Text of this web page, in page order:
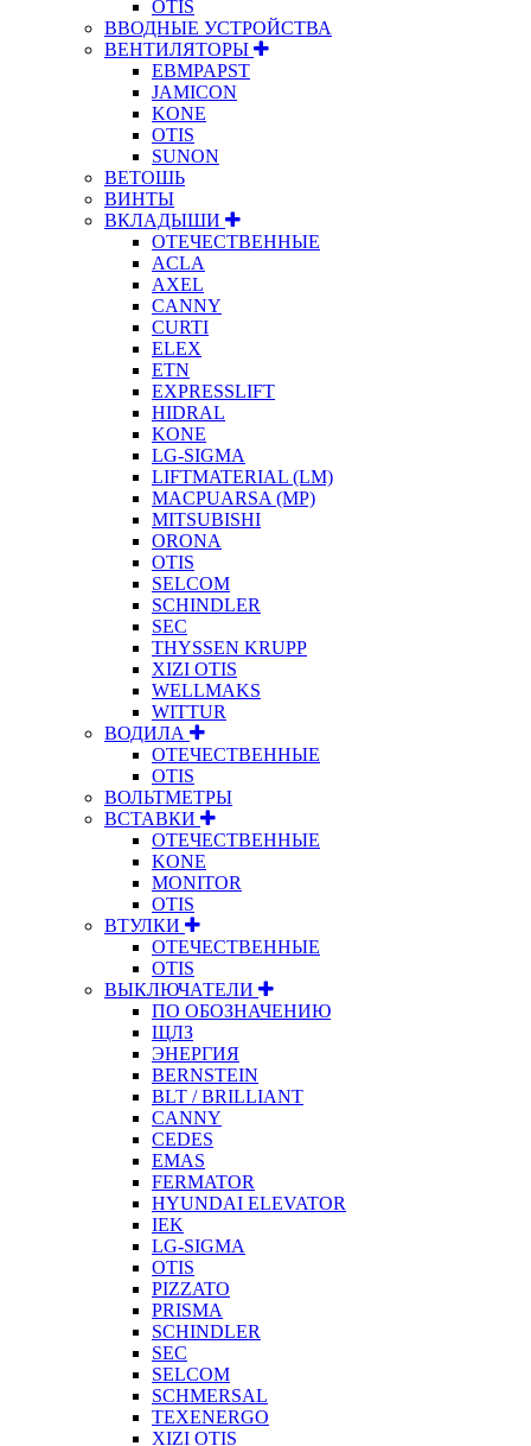
OTIS
ВВОДНЫЕ УСТРОЙСТВА
ВЕНТИЛЯТОРЫ
EBMPAPST
JAMICON
KONE
OTIS
SUNON
ВЕТОШЬ
ВИНТЫ
ВКЛАДЫШИ
ОТЕЧЕСТВЕННЫЕ
ACLA
AXEL
CANNY
CURTI
ELEX
ETN
EXPRESSLIFT
HIDRAL
KONE
LG-SIGMA
LIFTMATERIAL (LM)
MACPUARSA (MP)
MITSUBISHI
ORONA
OTIS
SELCOM
SCHINDLER
SEC
THYSSEN KRUPP
XIZI OTIS
WELLMAKS
WITTUR
ВОДИЛА
ОТЕЧЕСТВЕННЫЕ
OTIS
ВОЛЬТМЕТРЫ
ВСТАВКИ
ОТЕЧЕСТВЕННЫЕ
KONE
MONITOR
OTIS
ВТУЛКИ
ОТЕЧЕСТВЕННЫЕ
OTIS
ВЫКЛЮЧАТЕЛИ
ПО ОБОЗНАЧЕНИЮ
ЩЛЗ
ЭНЕРГИЯ
BERNSTEIN
BLT / BRILLIANT
CANNY
CEDES
EMAS
FERMATOR
HYUNDAI ELEVATOR
IEK
LG-SIGMA
OTIS
PIZZATO
PRISMA
SCHINDLER
SEC
SELCOM
SCHMERSAL
TEXENERGO
XIZI OTIS